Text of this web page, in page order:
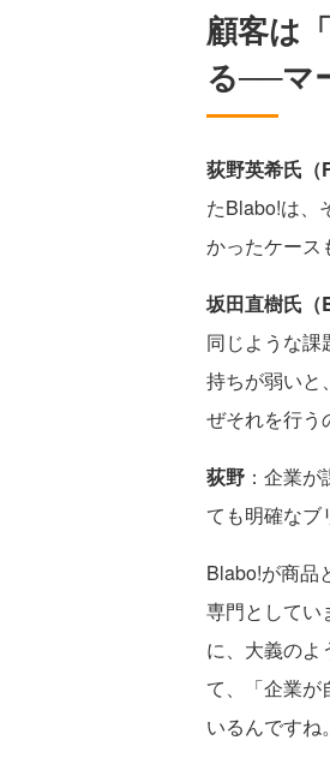
顧客は
る──マ
荻野英希氏（
たBlabo!は、
かったケース
坂田直樹氏（
同じような課
持ちが弱いと
ぜそれを行う
荻野 ：企業
ても明確なブ
Blabo!が商品
専門としてい
に、大義のよ
て、「企業が
いるんですね。